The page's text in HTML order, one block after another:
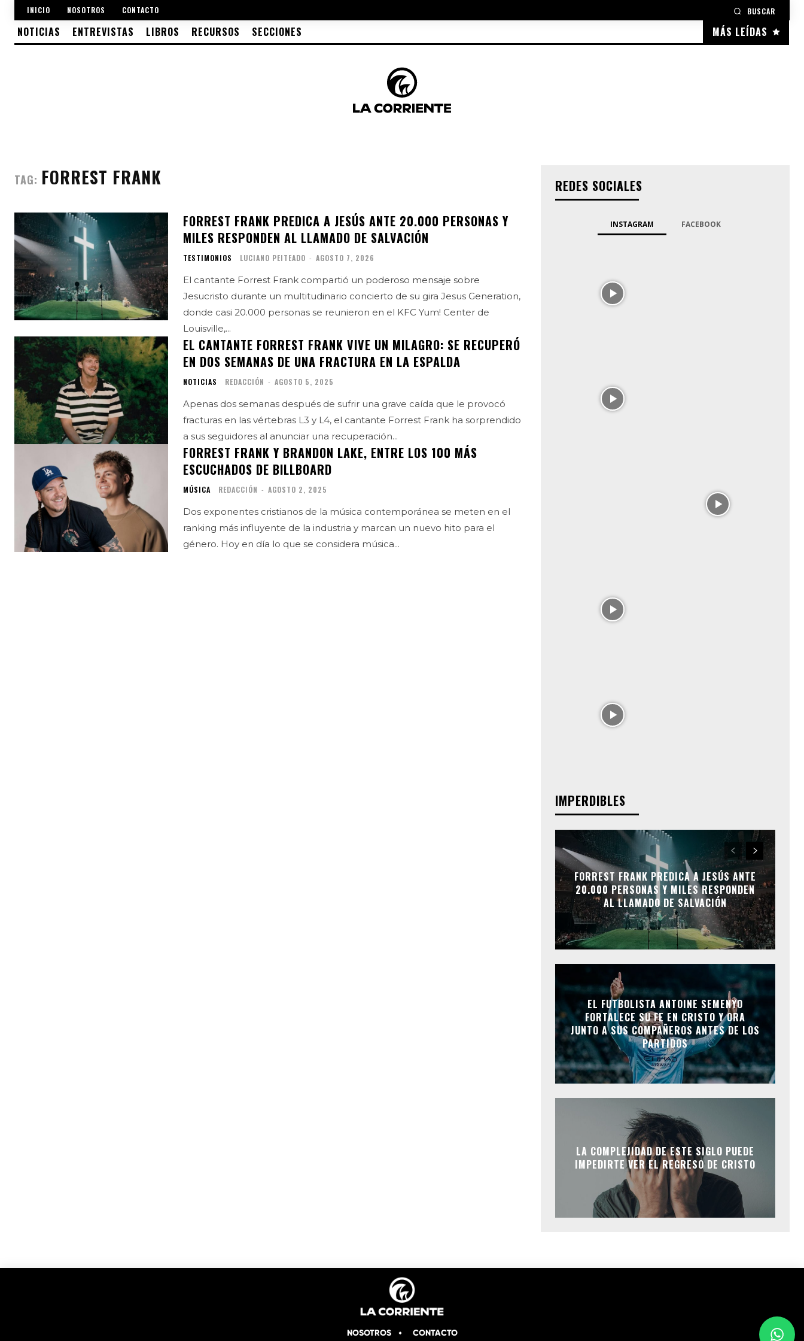
INICIO NOSOTROS CONTACTO BUSCAR
MÁS LEÍDAS
NOTICIAS ENTREVISTAS LIBROS RECURSOS SECCIONES
TAG: FORREST FRANK
FORREST FRANK PREDICA A JESÚS ANTE 20.000 PERSONAS Y
MILES RESPONDEN AL LLAMADO DE SALVACIÓN
TESTIMONIOS LUCIANO PEITEADO - AGOSTO 7, 2026
El cantante Forrest Frank compartió un poderoso mensaje sobre
Jesucristo durante un multitudinario concierto de su gira Jesus Generation,
donde casi 20.000 personas se reunieron en el KFC Yum! Center de
Louisville,...
EL CANTANTE FORREST FRANK VIVE UN MILAGRO: SE RECUPERÓ
EN DOS SEMANAS DE UNA FRACTURA EN LA ESPALDA
NOTICIAS REDACCIÓN - AGOSTO 5, 2025
Apenas dos semanas después de sufrir una grave caída que le provocó
fracturas en las vértebras L3 y L4, el cantante Forrest Frank ha sorprendido
a sus seguidores al anunciar una recuperación...
FORREST FRANK Y BRANDON LAKE, ENTRE LOS 100 MÁS
ESCUCHADOS DE BILLBOARD
MÚSICA REDACCIÓN - AGOSTO 2, 2025
Dos exponentes cristianos de la música contemporánea se meten en el
ranking más influyente de la industria y marcan un nuevo hito para el
género. Hoy en día lo que se considera música...
REDES SOCIALES
INSTAGRAM FACEBOOK
IMPERDIBLES
FORREST FRANK PREDICA A JESÚS ANTE
20.000 PERSONAS Y MILES RESPONDEN
AL LLAMADO DE SALVACIÓN
EL FUTBOLISTA ANTOINE SEMENYO
FORTALECE SU FE EN CRISTO Y ORA
JUNTO A SUS COMPAÑEROS ANTES DE LOS
PARTIDOS
LA COMPLEJIDAD DE ESTE SIGLO PUEDE
IMPEDIRTE VER EL REGRESO DE CRISTO
NOSOTROS CONTACTO